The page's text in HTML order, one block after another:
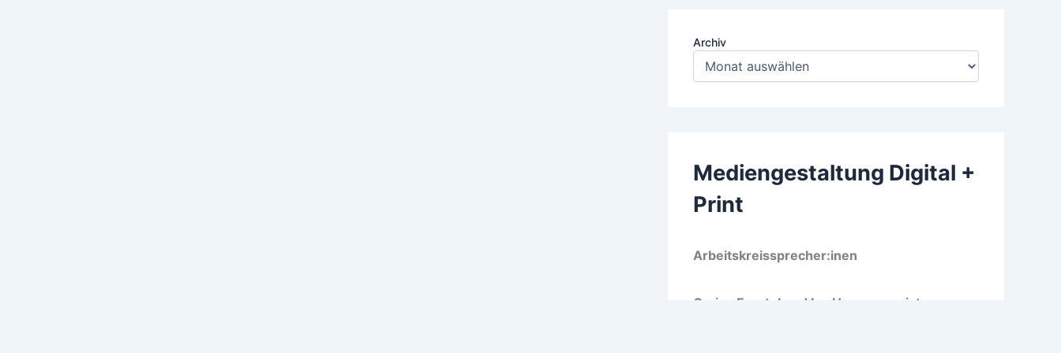
Archiv
Mediengestaltung Digital +
Print
Arbeitskreissprecher:inen
Carina Freutel und Ina Hammermeister